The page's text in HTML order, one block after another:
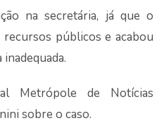
na secretária, já que o
públicos e acabou
Metrópole de Notícias
sobre o caso.